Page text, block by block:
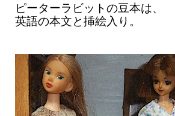
ピーターラビットの豆本は、
英語の本文と挿絵入り。